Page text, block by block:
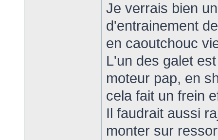
Je verrais bien
d'entrainement
en caoutchouc
L'un des galet
moteur pap, en
cela fait un frein
Il faudrait aussi
monter sur